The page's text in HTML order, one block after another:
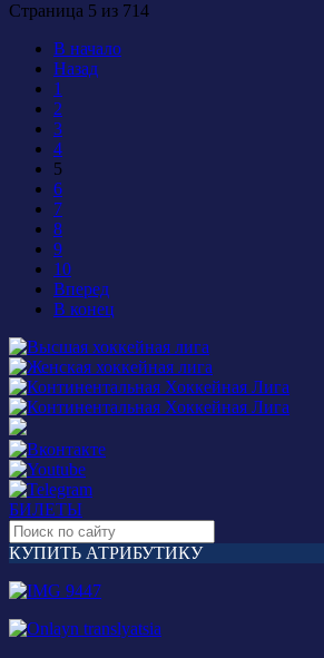
Страница 5 из 714
В начало
Назад
1
2
3
4
5
6
7
8
9
10
Вперед
В конец
БИЛЕТЫ
КУПИТЬ АТРИБУТИКУ